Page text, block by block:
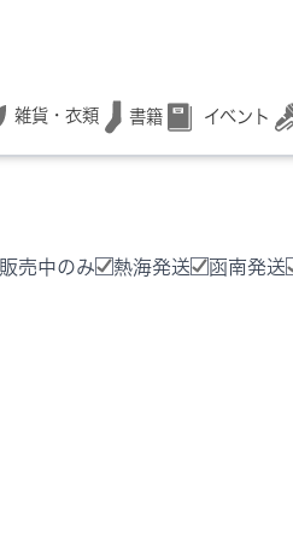
雑貨・衣類 書籍 イベント
販売中のみ 熱海発送 函南発送